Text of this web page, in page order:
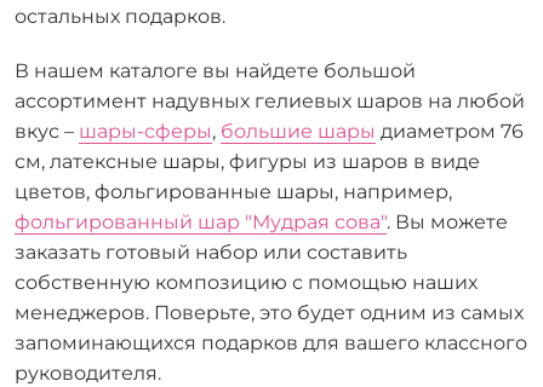
остальных подарков.
В нашем каталоге вы найдете большой
ассортимент надувных гелиевых шаров на любой
вкус – шары-сферы, большие шары диаметром 76
см, латексные шары, фигуры из шаров в виде
цветов, фольгированные шары, например,
фольгированный шар "Мудрая сова". Вы можете
заказать готовый набор или составить
собственную композицию с помощью наших
менеджеров. Поверьте, это будет одним из самых
запоминающихся подарков для вашего классного
руководителя.